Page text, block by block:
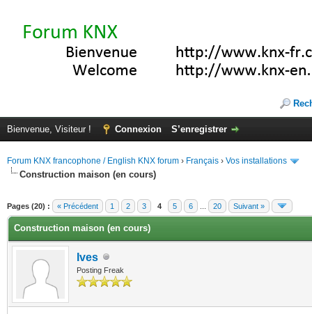
Bienvenue, Visiteur ! Connexion S’enregistrer
Forum KNX francophone / English KNX forum › Français › Vos installations
Construction maison (en cours)
Pages (20) : « Précédent 1 2 3 4 5 6 20 Suivant »
Construction maison (en cours)
Ives
Posting Freak